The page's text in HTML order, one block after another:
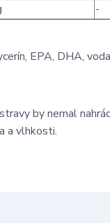
-
EPA, DHA,
by nemal
a vlhkosti.